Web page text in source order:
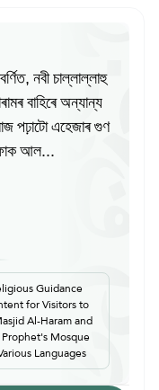
নবী চাল্লাল্লাহু
বাহিৰে অন্যান্য
পঢ়াটো এহেজাৰ গুণ
আল...
Guidance
for Visitors to
Al-Haram and
Mosque
Languages